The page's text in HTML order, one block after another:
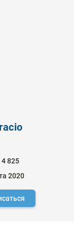
4 825
2020